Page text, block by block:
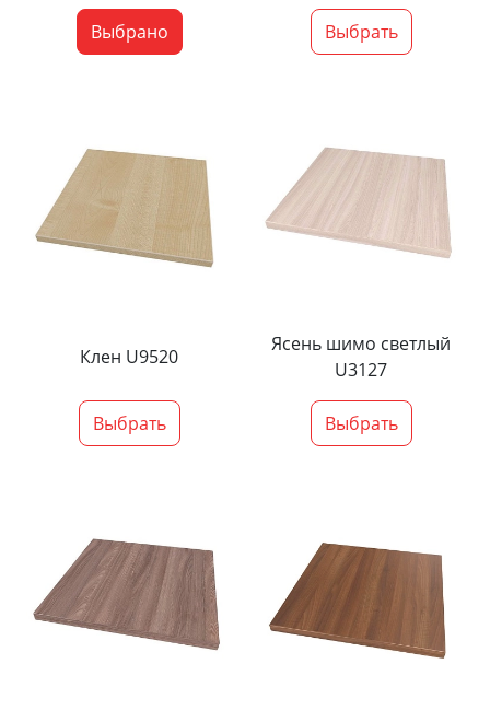
Выбрано Выбрать
Клен U9520
Выбрать
Ясень шимо светлый
U3127
Выбрать